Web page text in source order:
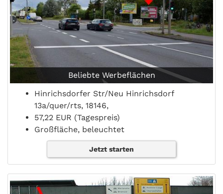
Beliebte Werbeflächen
Hinrichsdorfer Str/Neu Hinrichsdorf
13a/quer/rts, 18146,
57,22 EUR (Tagespreis)
Großfläche, beleuchtet
Jetzt starten